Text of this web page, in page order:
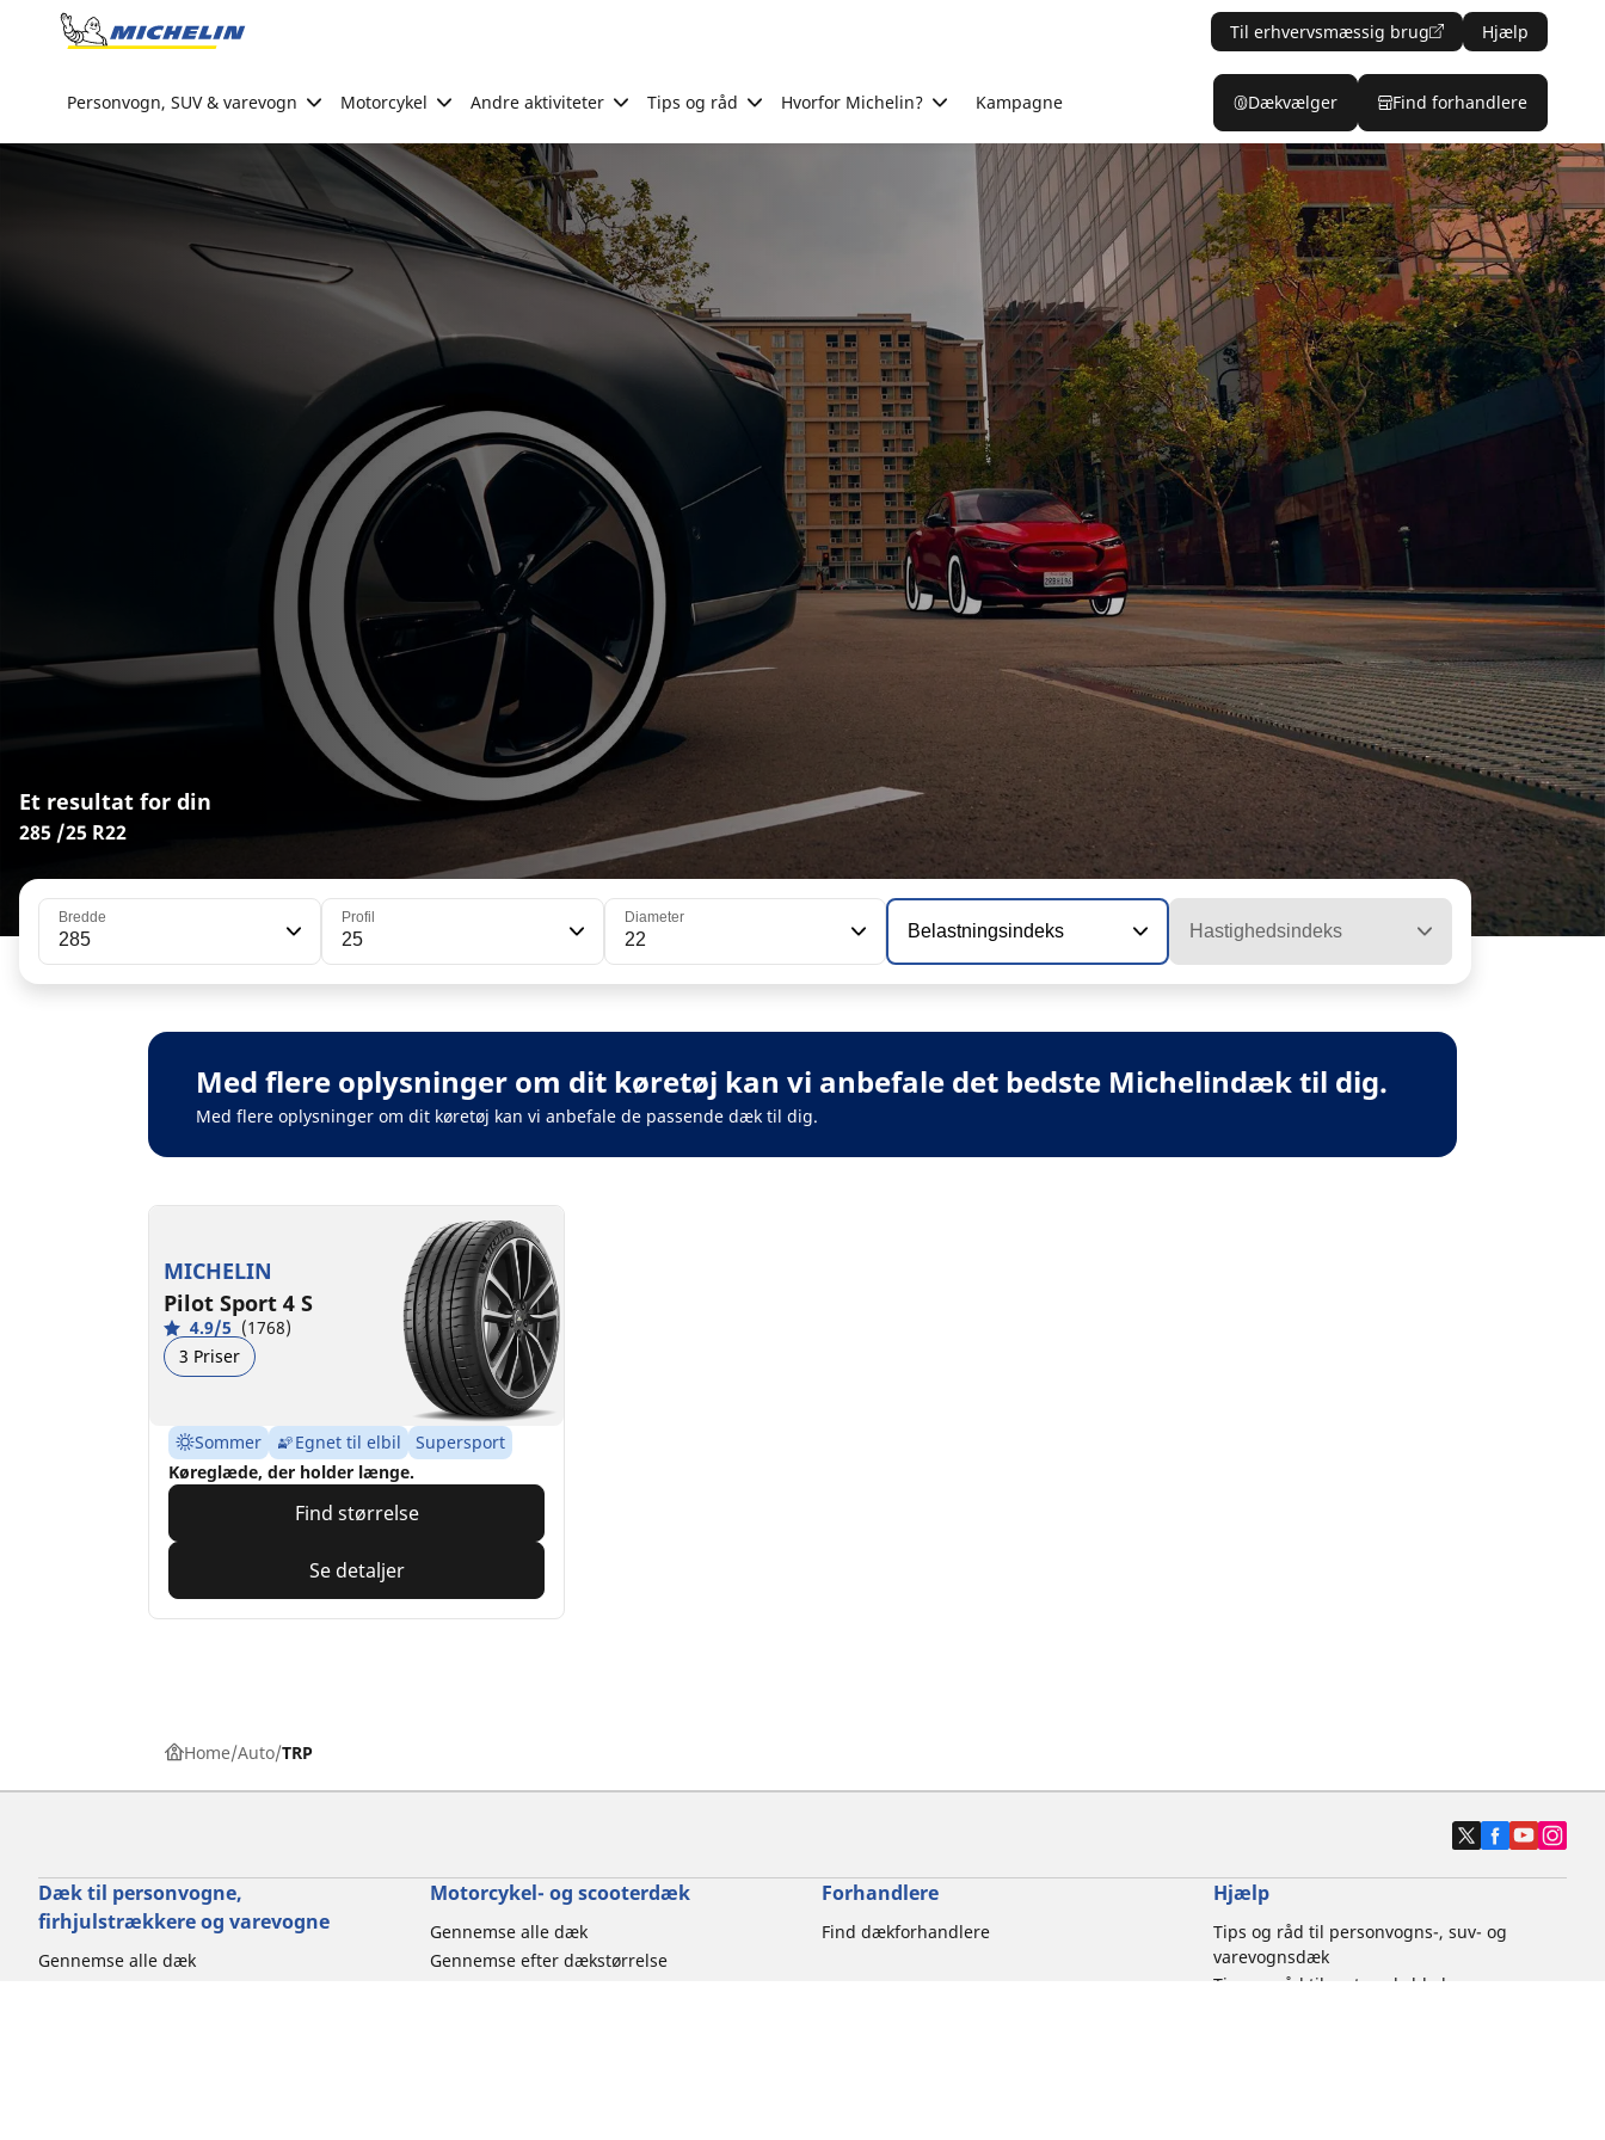
Go to page content
Til erhvervsmæssig brug Hjælp
Personvogn, SUV & varevogn Motorcykel Andre aktiviteter Tips og råd Hvorfor Michelin? Kampagne Dækvælger Find forhandlere
Et resultat for din
285 /25 R22
Bredde
285
Profil
25
Diameter
22 Belastningsindeks Hastighedsindeks
Med flere oplysninger om dit køretøj kan vi anbefale det bedste Michelindæk til dig.
Med flere oplysninger om dit køretøj kan vi anbefale de passende dæk til dig.
MICHELIN
Pilot Sport 4 S
4.9/5 (1768)
3 Priser
Sommer Egnet til elbil
Supersport
Køreglæde, der holder længe.
Find størrelse
Se detaljer
Home Auto TRP
Dæk til personvogne,
firhjulstrækkere og varevogne
Gennemse alle dæk
Motorcykel- og scooterdæk
Gennemse alle dæk
Gennemse efter dækstørrelse
Forhandlere
Find dækforhandlere
Hjælp
Tips og råd til personvogns-, suv- og
varevognsdæk
Tips og råd til motorcykeldæk